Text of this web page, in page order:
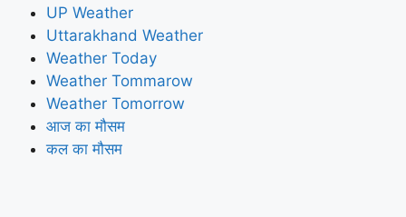
UP Weather
Uttarakhand Weather
Weather Today
Weather Tommarow
Weather Tomorrow
आज का मौसम
कल का मौसम